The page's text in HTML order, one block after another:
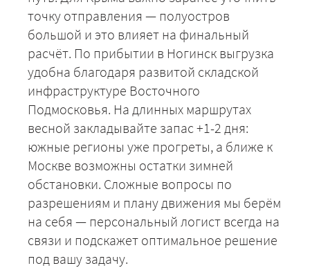
точку отправления — полуостров
большой и это влияет на финальный
расчёт. По прибытии в Ногинск выгрузка
удобна благодаря развитой складской
инфраструктуре Восточного
Подмосковья. На длинных маршрутах
весной закладывайте запас +1-2 дня:
южные регионы уже прогреты, а ближе к
Москве возможны остатки зимней
обстановки. Сложные вопросы по
разрешениям и плану движения мы берём
на себя — персональный логист всегда на
связи и подскажет оптимальное решение
под вашу задачу.